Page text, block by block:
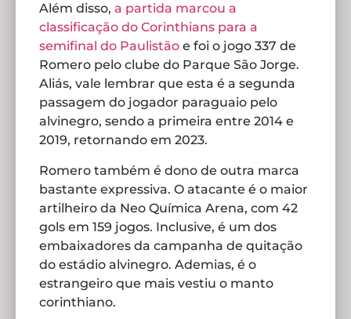
Além disso, a partida marcou a
classificação do Corinthians para a
semifinal do Paulistão e foi o jogo 337 de
Romero pelo clube do Parque São Jorge.
Aliás, vale lembrar que esta é a segunda
passagem do jogador paraguaio pelo
alvinegro, sendo a primeira entre 2014 e
2019, retornando em 2023.
Romero também é dono de outra marca
bastante expressiva. O atacante é o maior
artilheiro da Neo Química Arena, com 42
gols em 159 jogos. Inclusive, é um dos
embaixadores da campanha de quitação
do estádio alvinegro. Ademias, é o
estrangeiro que mais vestiu o manto
corinthiano.